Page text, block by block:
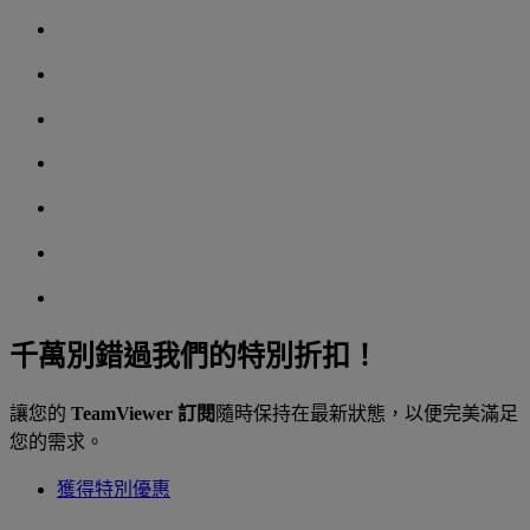
千萬別錯過我們的特別折扣！
讓您的 TeamViewer 訂閱 隨時保持在最新狀態，以便完美滿足
您的需求。
獲得特別優惠